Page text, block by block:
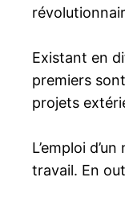
Existant en
premiers
projets
L’emploi
travail. En